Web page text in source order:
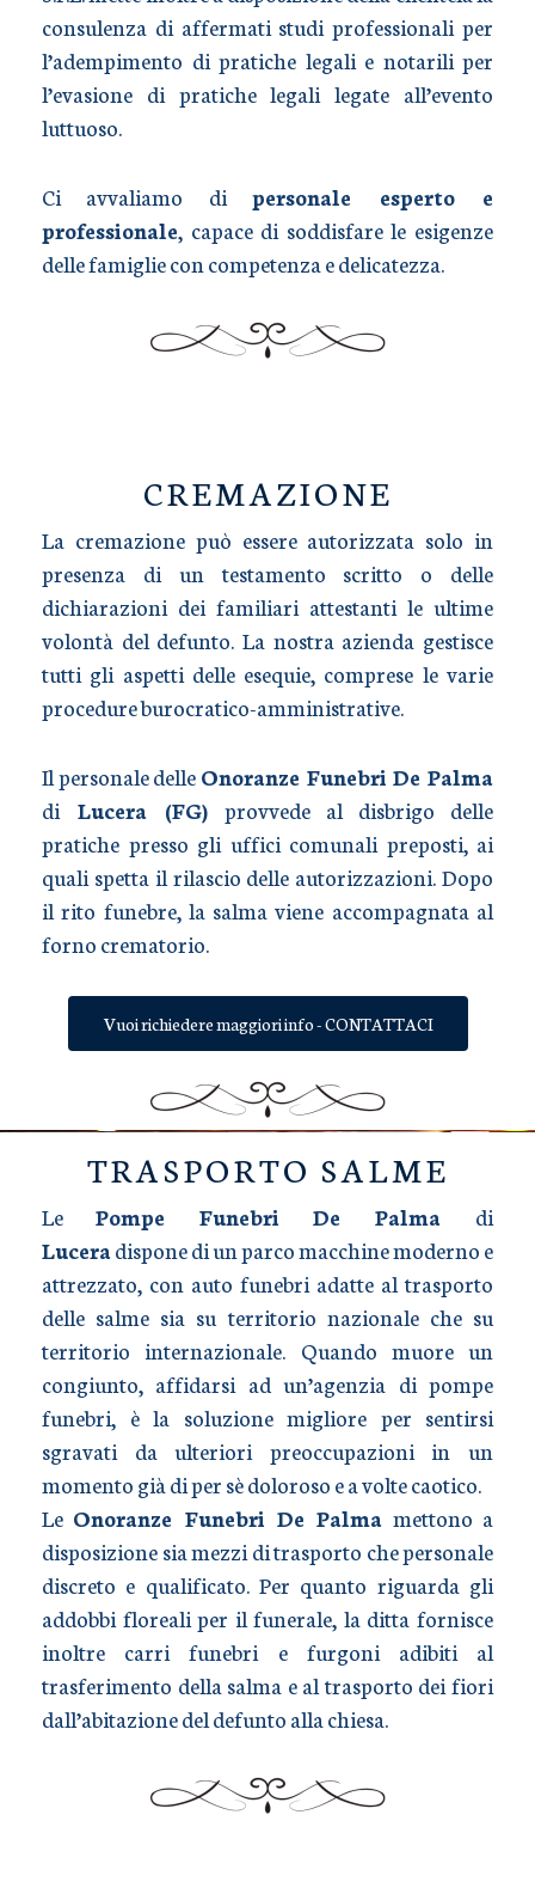
consulenza di affermati studi professionali per
l’adempimento di pratiche legali e notarili per
l’evasione di pratiche legali legate all’evento
luttuoso.
Ci avvaliamo dipersonale esperto e
professionale, capace di soddisfare le esigenze
delle famiglie con competenza e delicatezza.
CREMAZIONE
La cremazione può essere autorizzata solo in
presenza di un testamento scritto o delle
dichiarazioni dei familiari attestanti le ultime
volontà del defunto. La nostra azienda gestisce
tutti gli aspetti delle esequie, comprese le varie
procedure burocratico-amministrative.
Il personale delleOnoranze Funebri De Palma
di Lucera (FG) provvede al disbrigo delle
pratiche presso gli uffici comunali preposti, ai
quali spetta il rilascio delle autorizzazioni. Dopo
il rito funebre, la salma viene accompagnata al
forno crematorio.
Vuoi richiedere maggiori info - CONTATTACI
TRASPORTO SALME
Le Pompe Funebri De Palma di
Luceradispone di un parco macchine moderno e
attrezzato, con auto funebri adatte al trasporto
delle salme sia su territorio nazionale che su
territorio internazionale. Quando muore un
congiunto, affidarsi ad un’agenzia di pompe
funebri, è la soluzione migliore per sentirsi
sgravati da ulteriori preoccupazioni in un
momento già di per sè doloroso e a volte caotico.
Le Onoranze Funebri De Palma mettono a
disposizione sia mezzi di trasporto che personale
discreto e qualificato. Per quanto riguarda gli
addobbi floreali per il funerale, la ditta fornisce
inoltre carri funebri e furgoni adibiti al
trasferimento della salma e al trasporto dei fiori
dall’abitazione del defunto alla chiesa.